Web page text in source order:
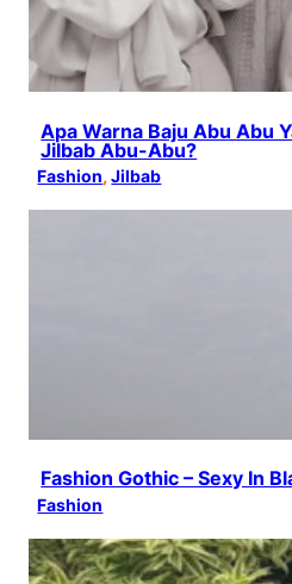
Apa Warna Baju Abu Abu
Jilbab Abu-Abu?
Fashion, Jilbab
Fashion Gothic – Sexy In
Fashion